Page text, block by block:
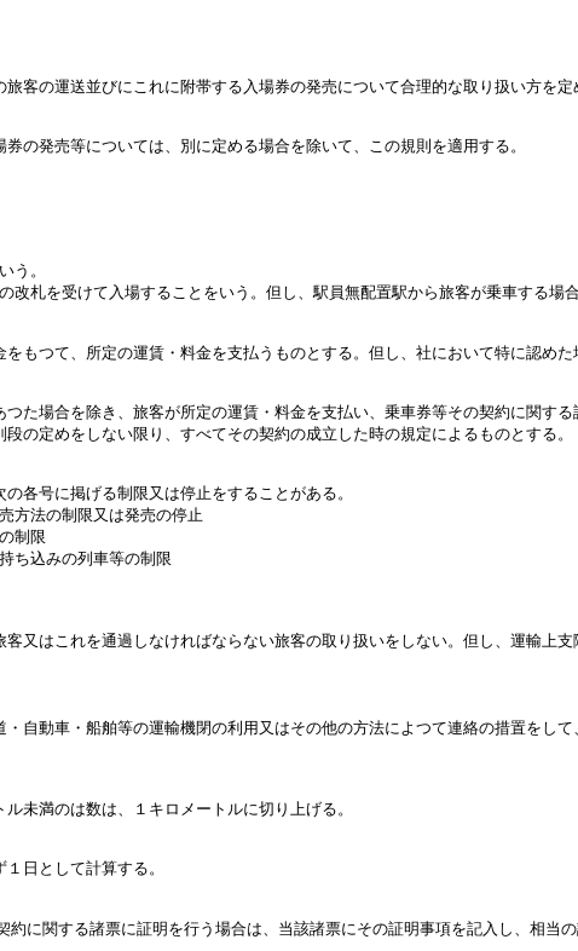
客の運送並びにこれに附帯する入場券の発売について合理的な取り扱い方を
発売等については、別に定める場合を除いて、この規則を適用する。
う。
札を受けて入場することをいう。但し、駅員無配置駅から旅客が乗車する場
もつて、所定の運賃・料金を支払うものとする。但し、社において特に認め
た場合を除き、旅客が所定の運賃・料金を支払い、乗車券等その契約に関す
定めをしない限り、すべてその契約の成立した時の規定によるものとする。
各号に掲げる制限又は停止をすることがある。
方法の制限又は発売の停止
制限
ち込みの列車等の制限
又はこれを通過しなければならない旅客の取り扱いをしない。但し、運輸上
自動車・船舶等の運輸機閉の利用又はその他の方法によつて連絡の措置をし
未満のは数は、１キロメートルに切り上げる。
日として計算する。
に関する諸票に証明を行う場合は、当該諸票にその証明事項を記入し、相当